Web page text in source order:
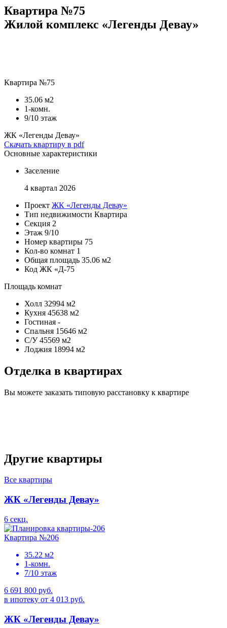
Квартира №75
Жилой комплекс «Легенды Девау»
Квартира №75
35.06 м2
1-комн.
9/10 этаж
ЖК «Легенды Девау»
Скачать квартиру в pdf
Основные характеристики
Заселение
4 квартал 2026
Проект ЖК «Легенды Девау»
Тип недвижимости Квартира
Секция 2
Этаж 9/10
Номер квартиры 75
Кол-во комнат 1
Общая площадь 35.06 м2
Код ЖК «Д-75
Площадь комнат
Холл 32994 м2
Кухня 45638 м2
Гостиная -
Спальня 15646 м2
С/У 45569 м2
Лоджия 18994 м2
Отделка в квартирах
Вы можете заказать типовую расстановку к квартире
Другие квартиры
Все квартиры
ЖК «Легенды Девау»
6 секц.
Квартира №206
35.22 м2
1-комн.
7/10 этаж
6 691 800 руб.
в ипотеку от 4 013 руб.
ЖК «Легенды Девау»